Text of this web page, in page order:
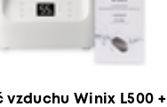
vzduchu Winix L500 +